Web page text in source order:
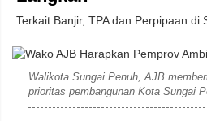
Terkait Banjir, TPA dan Perpipaan di
Walikota Sungai Penuh, AJB
prioritas pembangunan Kota Sungai